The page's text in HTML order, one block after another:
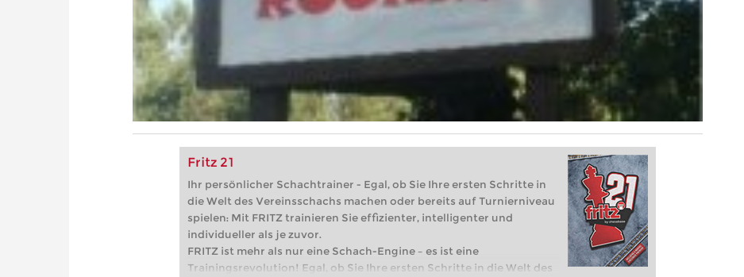
Fritz 21
Ihr persönlicher Schachtrainer - Egal, ob Sie Ihre ersten Schritte in
die Welt des Vereinsschachs machen oder bereits auf Turnierniveau
spielen: Mit FRITZ trainieren Sie effizienter, intelligenter und
individueller als je zuvor.
FRITZ ist mehr als nur eine Schach-Engine – es ist eine
Trainingsrevolution! Egal, ob Sie Ihre ersten Schritte in die Welt des